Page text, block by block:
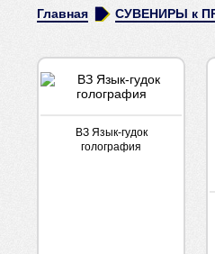
Главная СУВЕНИРЫ к
ВЗ Язык-гудок
голография